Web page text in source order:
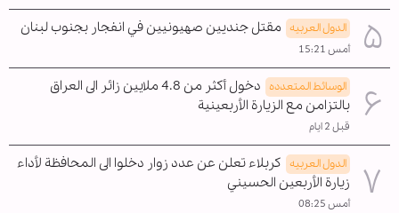
الدول العربیه مقتل جنديين صهيونيين في انفجار بجنوب لبنان
أمس 15:21
الوسائط المتعدده
دخول أكثر من 4.8 ملايين زائر الى العراق
بالتزامن مع الزيارة الأربعينية
قبل 2 ايام
الدول العربیه كربلاء تعلن عن عدد زوار دخلوا الى المحافظة لأداء
زيارة الأربعين الحسيني
أمس 08:25